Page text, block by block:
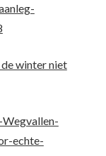
winter niet
echte-